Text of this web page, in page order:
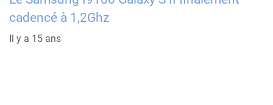
cadencé à 1,2Ghz
Il y a 15 ans